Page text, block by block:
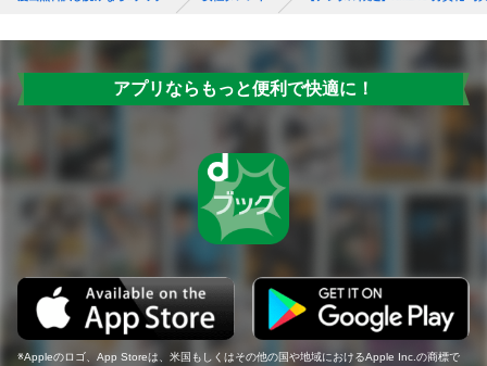
アプリならもっと便利で快適に！
Appleのロゴ、App Storeは、米国もしくはその他の国や地域におけるApple Inc.の商標で